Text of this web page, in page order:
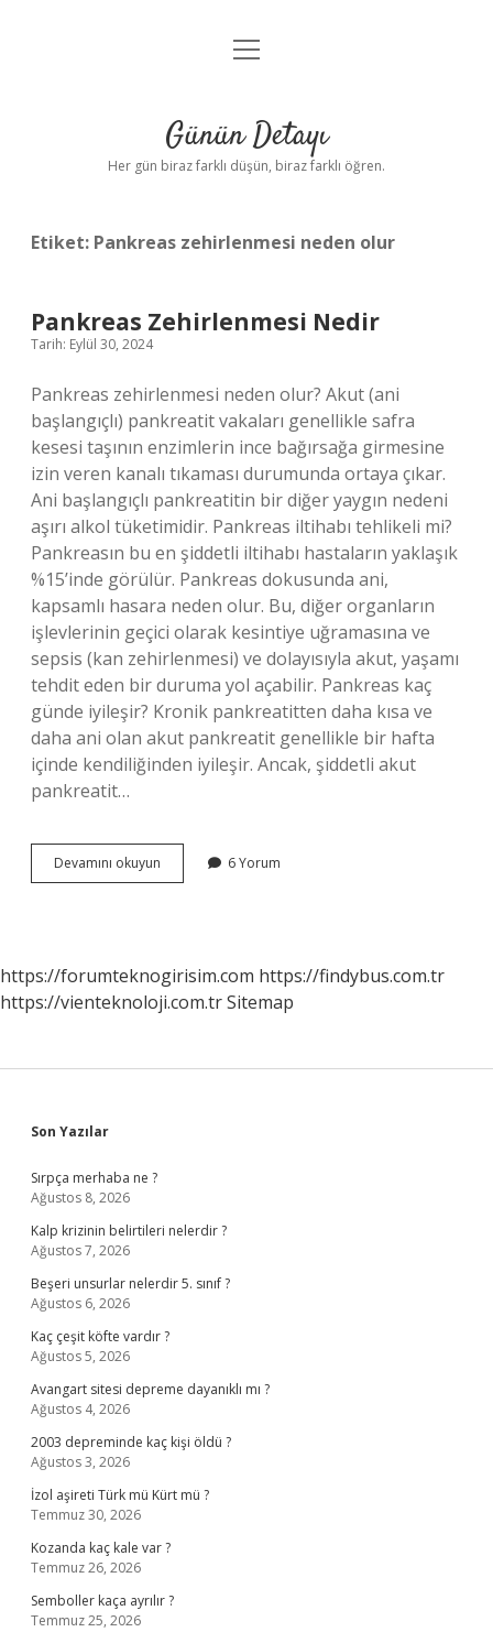
Anasayfa
Yasal Uyarı
menüyü
Günün Detayı
Her gün biraz farklı düşün, biraz farklı öğren.
Etiket: Pankreas zehirlenmesi neden olur
Pankreas Zehirlenmesi Nedir
Tarih: Eylül 30, 2024
Pankreas zehirlenmesi neden olur? Akut (ani
başlangıçlı) pankreatit vakaları genellikle safra
kesesi taşının enzimlerin ince bağırsağa girmesine
izin veren kanalı tıkaması durumunda ortaya çıkar.
Ani başlangıçlı pankreatitin bir diğer yaygın nedeni
aşırı alkol tüketimidir. Pankreas iltihabı tehlikeli mi?
Pankreasın bu en şiddetli iltihabı hastaların yaklaşık
%15’inde görülür. Pankreas dokusunda ani,
kapsamlı hasara neden olur. Bu, diğer organların
işlevlerinin geçici olarak kesintiye uğramasına ve
sepsis (kan zehirlenmesi) ve dolayısıyla akut, yaşamı
tehdit eden bir duruma yol açabilir. Pankreas kaç
günde iyileşir? Kronik pankreatitten daha kısa ve
daha ani olan akut pankreatit genellikle bir hafta
içinde kendiliğinden iyileşir. Ancak, şiddetli akut
pankreatit…
Devamını okuyun Pankreas
Zehirlenmesi
6 Yorum
https://forumteknogirisim.com https://findybus.com.tr
https://vienteknoloji.com.trSitemap
Sidebar
Son Yazılar
Sırpça merhaba ne ?
Ağustos 8, 2026
Kalp krizinin belirtileri nelerdir ?
Ağustos 7, 2026
Beşeri unsurlar nelerdir 5. sınıf ?
Ağustos 6, 2026
Kaç çeşit köfte vardır ?
Ağustos 5, 2026
Avangart sitesi depreme dayanıklı mı ?
Ağustos 4, 2026
2003 depreminde kaç kişi öldü ?
Ağustos 3, 2026
İzol aşireti Türk mü Kürt mü ?
Temmuz 30, 2026
Kozanda kaç kale var ?
Temmuz 26, 2026
Semboller kaça ayrılır ?
Temmuz 25, 2026